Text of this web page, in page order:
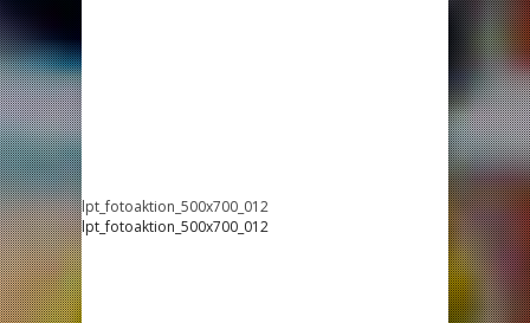
lpt_fotoaktion_500x700_012
lpt_fotoaktion_500x700_012